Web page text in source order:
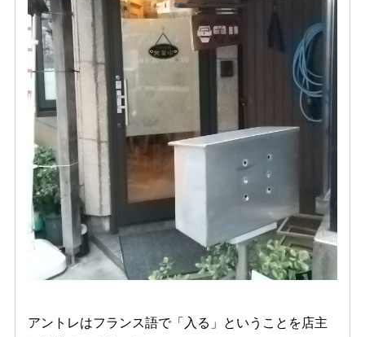
アントレはフランス語で「入る」ということを店主